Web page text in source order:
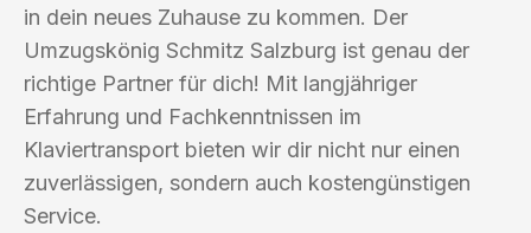
in dein neues Zuhause zu kommen. Der
Umzugskönig Schmitz Salzburg ist genau der
richtige Partner für dich! Mit langjähriger
Erfahrung und Fachkenntnissen im
Klaviertransport bieten wir dir nicht nur einen
zuverlässigen, sondern auch kostengünstigen
Service.